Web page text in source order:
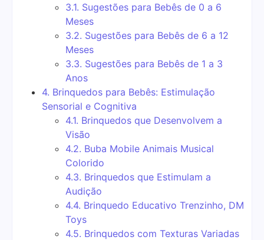
3.1. Sugestões para Bebês de 0 a 6
Meses
3.2. Sugestões para Bebês de 6 a 12
Meses
3.3. Sugestões para Bebês de 1 a 3
Anos
4. Brinquedos para Bebês: Estimulação
Sensorial e Cognitiva
4.1. Brinquedos que Desenvolvem a
Visão
4.2. Buba Mobile Animais Musical
Colorido
4.3. Brinquedos que Estimulam a
Audição
4.4. Brinquedo Educativo Trenzinho, DM
Toys
4.5. Brinquedos com Texturas Variadas